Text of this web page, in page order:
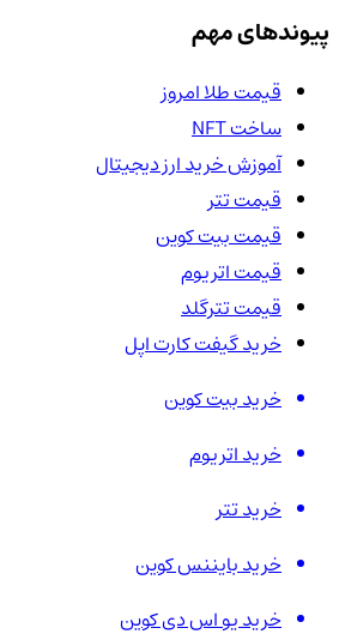
پیوندهای مهم
قیمت طلا امروز
ساخت NFT
آموزش خرید ارز دیجیتال
قیمت تتر
قیمت بیت کوین
قیمت اتریوم
قیمت تترگلد
خرید گیفت کارت اپل
خرید بیت کوین
خرید اتریوم
خرید تتر
خرید بایننس کوین
خرید یو اس دی کوین